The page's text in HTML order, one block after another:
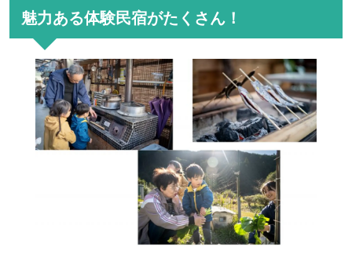
魅力ある体験民宿がたくさん！